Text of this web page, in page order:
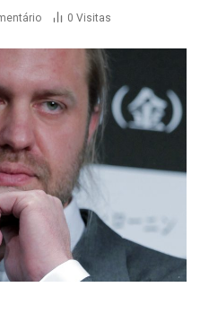
0 Visitas